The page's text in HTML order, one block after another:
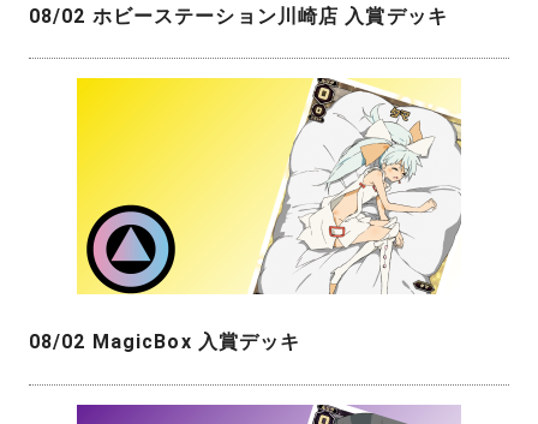
08/02 ホビーステーション川崎店 入賞デッキ
08/02 MagicBox 入賞デッキ